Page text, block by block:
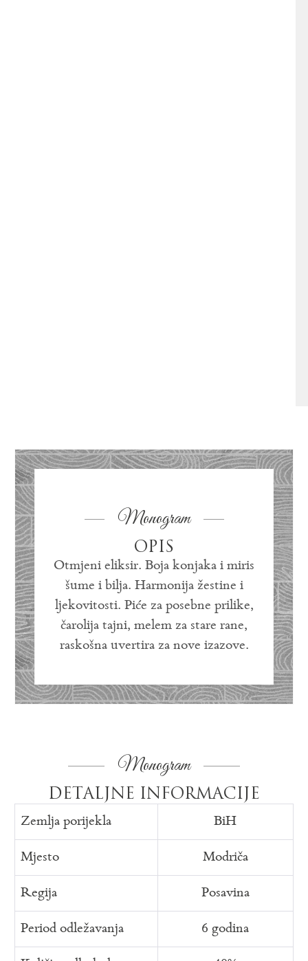
Monogram
OPIS
Otmjeni eliksir. Boja konjaka i miris
šume i bilja. Harmonija žestine i
ljekovitosti. Piće za posebne prilike,
čarolija tajni, melem za stare rane,
raskošna uvertira za nove izazove.
Monogram
DETALJNE INFORMACIJE
Zemlja porijekla BiH
Mjesto Modriča
Regija Posavina
Period odležavanja 6 godina